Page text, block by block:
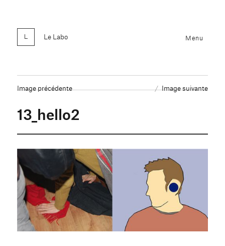
Le Labo Menu
Image précédente Image suivante
13_hello2